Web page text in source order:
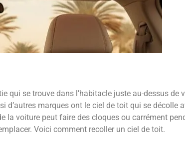
qui se trouve dans l’habitacle juste au-dessus de
d’autres marques ont le ciel de toit qui se décolle
la voiture peut faire des cloques ou carrément
Voici comment recoller un ciel de toit.